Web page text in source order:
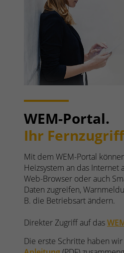
WEM-Portal.
Ihr
Mit dem WEM-Portal
Heizsystem an das Internet
Web-Browser oder auch
Daten zugreifen,
B. die Betriebsart ändern.
Direkter Zugriff auf das
Die erste Schritte haben